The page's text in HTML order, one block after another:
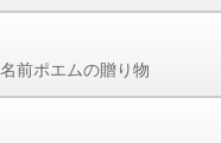
前ポエムの贈り物